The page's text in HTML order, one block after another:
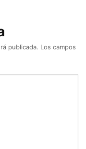
publicada. Los campos